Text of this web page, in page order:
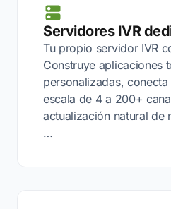
Servidores IVR
Tu propio servidor IVR
Construye aplicaciones
personalizadas,
escala de 4 a 200+
actualización natural de
…